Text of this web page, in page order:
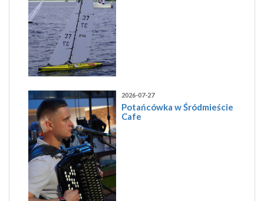
2026-07-27
Potańcówka w Śródmieście
Cafe